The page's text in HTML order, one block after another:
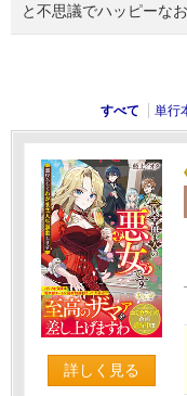
と不思議でハッピーなお
すべて 単行
詳しく見る